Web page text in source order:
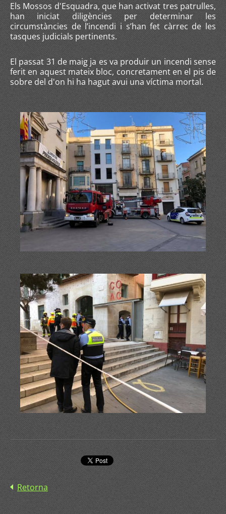
Els Mossos d'Esquadra, que han activat tres patrulles,
han iniciat diligències per determinar les
circumstàncies de l’incendi i s’han fet càrrec de les
tasques judicials pertinents.
El passat 31 de maig ja es va produir un incendi sense
ferit en aquest mateix bloc, concretament en el pis de
sobre del d'on hi ha hagut avui una víctima mortal.
Retorna